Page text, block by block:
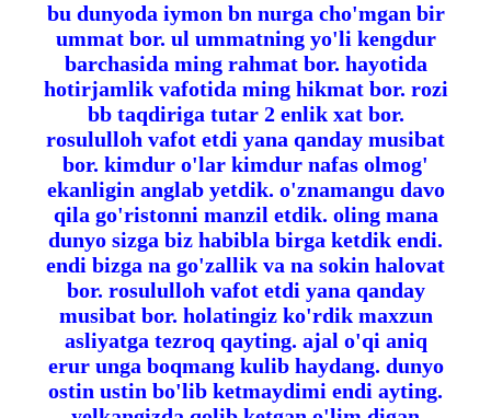
bu dunyoda iymon bn nurga cho'mgan bir
ummat bor. ul ummatning yo'li kengdur
barchasida ming rahmat bor. hayotida
hotirjamlik vafotida ming hikmat bor. rozi
bb taqdiriga tutar 2 enlik xat bor.
rosululloh vafot etdi yana qanday musibat
bor. kimdur o'lar kimdur nafas olmog'
ekanligin anglab yetdik. o'znamangu davo
qila go'ristonni manzil etdik. oling mana
dunyo sizga biz habibla birga ketdik endi.
endi bizga na go'zallik va na sokin halovat
bor. rosululloh vafot etdi yana qanday
musibat bor. holatingiz ko'rdik maxzun
asliyatga tezroq qayting. ajal o'qi aniq
erur unga boqmang kulib haydang. dunyo
ostin ustin bo'lib ketmaydimi endi ayting.